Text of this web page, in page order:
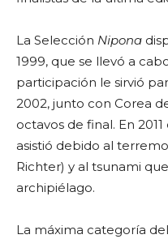
La Selección Nipona
1999, que se llevó a
participación le sirvió
2002, junto con Corea
octavos de final. En
asistió debido al
Richter) y al tsunami
archipiélago.
La máxima categoría